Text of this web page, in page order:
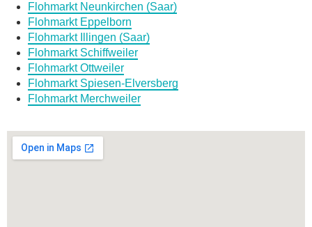
Flohmarkt Neunkirchen (Saar)
Flohmarkt Eppelborn
Flohmarkt Illingen (Saar)
Flohmarkt Schiffweiler
Flohmarkt Ottweiler
Flohmarkt Spiesen-Elversberg
Flohmarkt Merchweiler